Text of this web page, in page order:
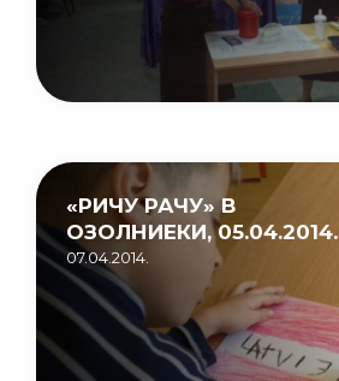
«РИЧУ РАЧУ» В
ОЗОЛНИЕКИ, 05.04.2014.
07.04.2014.